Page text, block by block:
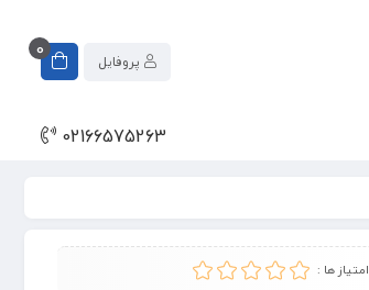
0
02166575263
امتیاز ها :